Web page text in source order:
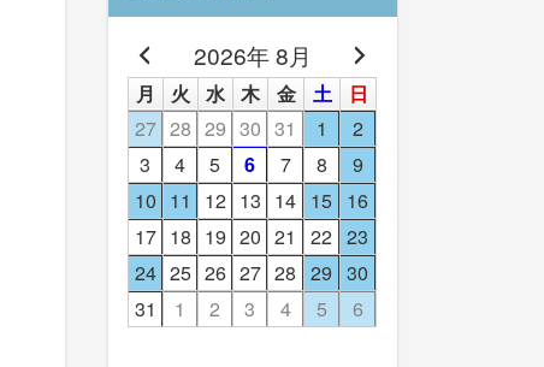
2026年 8月
月 火 水 木 金 土
日
27 28 29 30 31 1
2
3
4 5 6 7 8
9
10 11 12 13 14 15 16
17 18 19 20 21 22 23
24 25 26 27 28 29 30
31
1 2 3 4 5 6